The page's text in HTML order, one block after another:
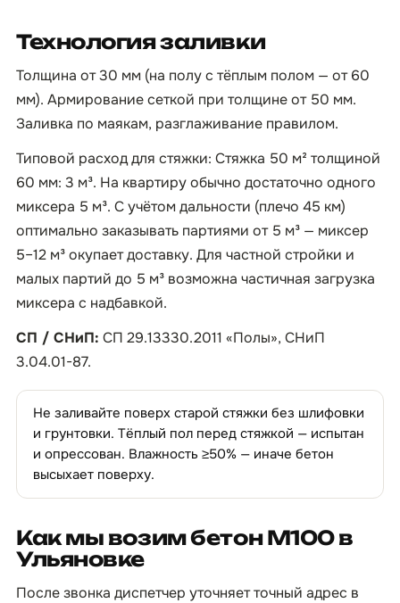
Технология заливки
Толщина от 30 мм (на полу с тёплым полом — от 60
мм). Армирование сеткой при толщине от 50 мм.
Заливка по маякам, разглаживание правилом.
Типовой расход для стяжки: Стяжка 50 м² толщиной
60 мм: 3 м³. На квартиру обычно достаточно одного
миксера 5 м³. С учётом дальности (плечо 45 км)
оптимально заказывать партиями от 5 м³ — миксер
5–12 м³ окупает доставку. Для частной стройки и
малых партий до 5 м³ возможна частичная загрузка
миксера с надбавкой.
СП / СНиП: СП 29.13330.2011 «Полы», СНиП
3.04.01-87.
Не заливайте поверх старой стяжки без шлифовки
и грунтовки. Тёплый пол перед стяжкой — испытан
и опрессован. Влажность ≥50% — иначе бетон
высыхает поверху.
Как мы возим бетон М100 в
Ульяновке
После звонка диспетчер уточняет точный адрес в